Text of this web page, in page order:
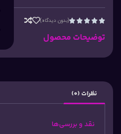




(بدون دیدگاه)
توضیحات محصول
نظرات (0)
نقد و بررسی‌ها